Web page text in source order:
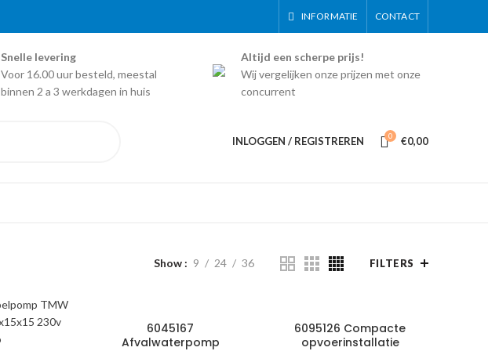
INFORMATIE CONTACT
Snelle levering
Voor 16.00 uur besteld, meestal
binnen 2 a 3 werkdagen in huis
Altijd een scherpe prijs!
Wij vergelijken onze prijzen met onze
concurrent
INLOGGEN / REGISTREREN 0 €0,00
Show 9 24 36 FILTERS
6045167
Afvalwaterpomp
6095126 Compacte
opvoerinstallatie